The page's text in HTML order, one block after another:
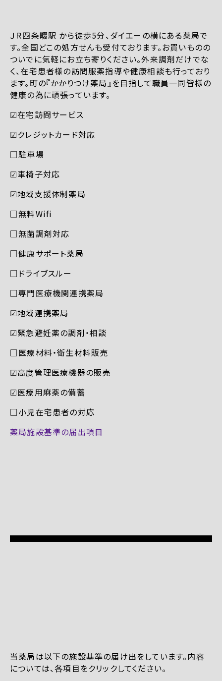
ＪＲ四条畷駅 から徒歩5分、ダイエーの横にある薬局で
す。全国どこの処方せんも受付ております。お買いものの
ついでに気軽にお立ち寄りください。外来調剤だけでな
く、在宅患者様の訪問服薬指導や健康相談も行っており
ます。町の『かかりつけ薬局』を目指して職員一同皆様の
健康の為に頑張っています。
☑︎在宅訪問サービス
☑︎クレジットカード対応
□駐車場
☑︎車椅子対応
☑︎地域支援体制薬局
□無料Wifi
□無菌調剤対応
□健康サポート薬局
□ドライブスルー
□専門医療機関連携薬局
☑︎地域連携薬局
☑︎緊急避妊薬の調剤・相談
□医療材料・衛生材料販売
☑︎高度管理医療機器の販売
☑︎医療用麻薬の備蓄
□小児在宅患者の対応
薬局施設基準の届出項目
当薬局は以下の施設基準の届け出をしています。内容
については、各項目をクリックしてください。